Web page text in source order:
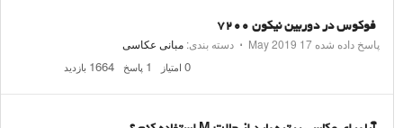
فوکوس در دوربین نیکون ۷۲۰۰
پاسخ داده شده 17 May 2019
⋅ دسته بندی: مبانی عکاسی
1664 بازدید 1 پاسخ 0 امتیاز